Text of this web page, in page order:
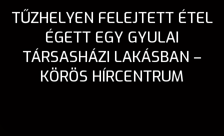
TŰZHELYEN FELEJTETT ÉTEL
ÉGETT EGY GYULAI
TÁRSASHÁZI LAKÁSBAN –
KÖRÖS HÍRCENTRUM